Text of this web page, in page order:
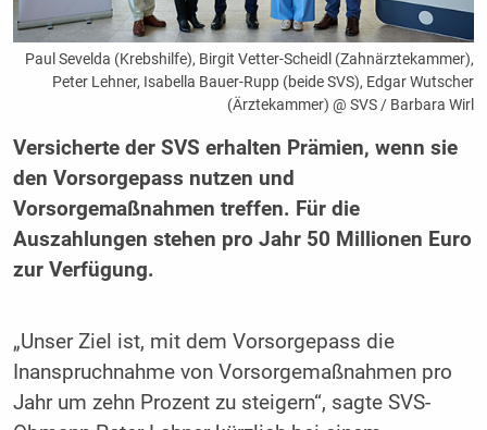
Paul Sevelda (Krebshilfe), Birgit Vetter-Scheidl (Zahnärztekammer),
Peter Lehner, Isabella Bauer-Rupp (beide SVS), Edgar Wutscher
(Ärztekammer) @ SVS / Barbara Wirl
Versicherte der SVS erhalten Prämien, wenn sie
den Vorsorgepass nutzen und
Vorsorgemaßnahmen treffen. Für die
Auszahlungen stehen pro Jahr 50 Millionen Euro
zur Verfügung.
„Unser Ziel ist, mit dem Vorsorgepass die
Inanspruchnahme von Vorsorgemaßnahmen pro
Jahr um zehn Prozent zu steigern“, sagte SVS-